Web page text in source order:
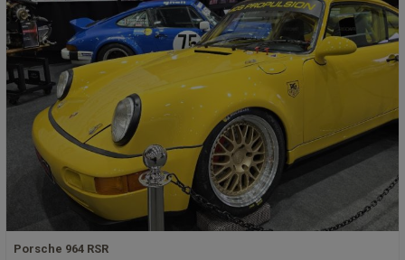
Porsche 964 RSR